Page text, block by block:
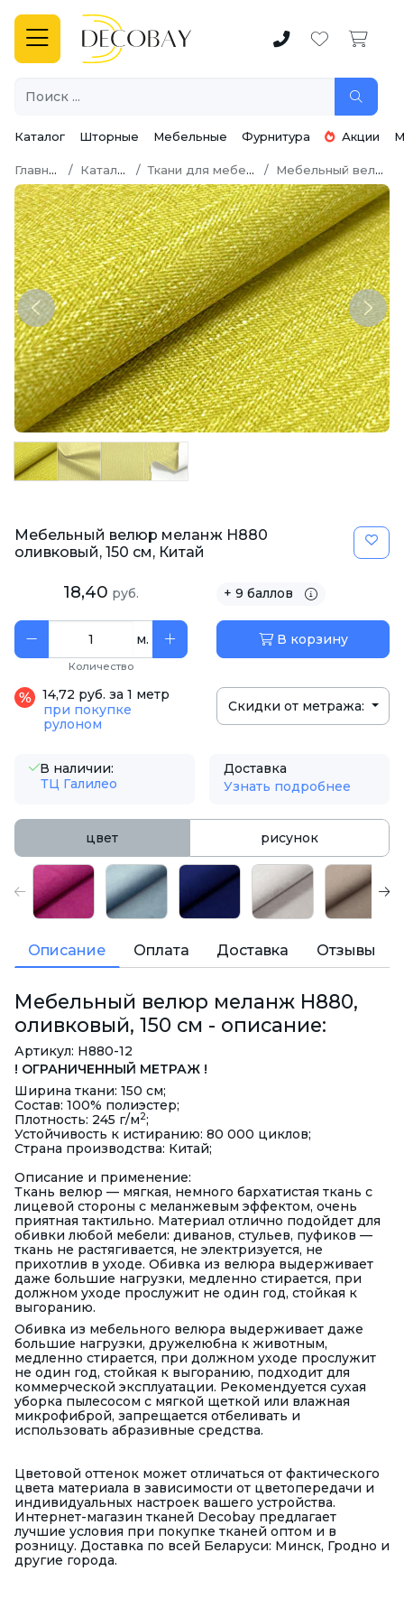
Каталог Шторные Мебельные Фурнитура Акции
Главная Каталог Ткани для мебели Мебельный велюр
Previous Next
Мебельный велюр меланж H880
оливковый, 150 см, Китай
18,40 руб. + 9 баллов
м.
Количество
В корзину
14,72 руб. за 1 метр
при покупке
рулоном
Скидки от метража:
В наличии:
ТЦ Галилео
Доставка
Узнать подробнее
цвет рисунок
Описание Оплата Доставка Отзывы
Мебельный велюр меланж H880,
оливковый, 150 см - описание:
Артикул: H880-12
! ОГРАНИЧЕННЫЙ МЕТРАЖ !
Ширина ткани: 150 см;
Состав: 100% полиэстер;
Плотность: 245 г/м2;
Устойчивость к истиранию: 80 000 циклов;
Страна производства: Китай;
Описание и применение:
Ткань велюр — мягкая, немного бархатистая ткань с
лицевой стороны с меланжевым эффектом, очень
приятная тактильно. Материал отлично подойдет для
обивки любой мебели: диванов, стульев, пуфиков —
ткань не растягивается, не электризуется, не
прихотлив в уходе. Обивка из велюра выдерживает
даже большие нагрузки, медленно стирается, при
должном уходе прослужит не один год, стойкая к
выгоранию.
Обивка из мебельного велюра выдерживает даже
большие нагрузки, дружелюбна к животным,
медленно стирается, при должном уходе прослужит
не один год, стойкая к выгоранию, подходит для
коммерческой эксплуатации. Рекомендуется сухая
уборка пылесосом с мягкой щеткой или влажная
микрофиброй, запрещается отбеливать и
использовать абразивные средства.
Цветовой оттенок может отличаться от фактического
цвета материала в зависимости от цветопередачи и
индивидуальных настроек вашего устройства.
Интернет-магазин тканей Decobay предлагает
лучшие условия при покупке тканей оптом и в
розницу. Доставка по всей Беларуси: Минск, Гродно и
другие города.